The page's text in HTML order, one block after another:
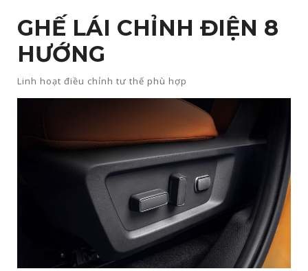
GHẾ LÁI CHỈNH ĐIỆN 8
HƯỚNG​
Linh hoạt điều chỉnh tư thế phù hợp​